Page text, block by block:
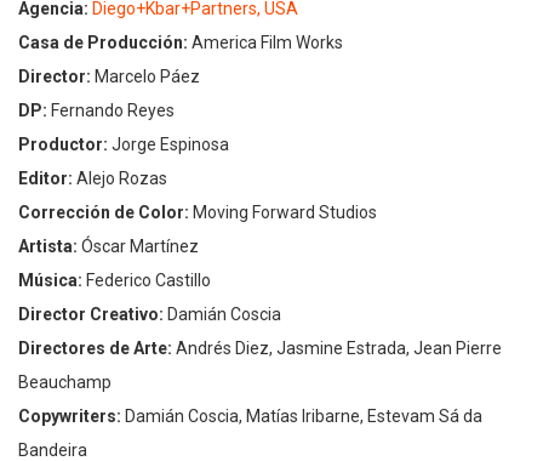
Agencia: Diego+Kbar+Partners, USA
Casa de Producción: America Film Works
Director: Marcelo Páez
DP: Fernando Reyes
Productor: Jorge Espinosa
Editor: Alejo Rozas
Corrección de Color: Moving Forward Studios
Artista: Óscar Martínez
Música: Federico Castillo
Director Creativo: Damián Coscia
Directores de Arte: Andrés Diez, Jasmine Estrada, Jean Pierre
Beauchamp
Copywriters: Damián Coscia, Matías Iribarne, Estevam Sá da
Bandeira